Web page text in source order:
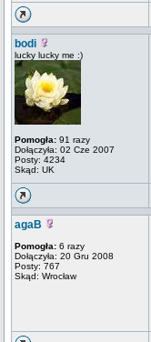
bodi
lucky lucky me :)
Pomogła: 91 razy
Dołączyła: 02 Cze 2007
Posty: 4234
Skąd: UK
agaB
Pomogła: 6 razy
Dołączyła: 20 Gru 2008
Posty: 767
Skąd: Wrocław